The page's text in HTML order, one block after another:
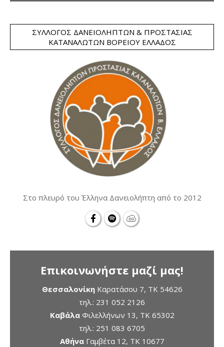
ΣΎΛΛΟΓΟΣ ΔΑΝΕΙΟΛΗΠΤΏΝ & ΠΡΟΣΤΑΣΊΑΣ
ΚΑΤΑΝΑΛΩΤΏΝ ΒΟΡΕΊΟΥ ΕΛΛΆΔΟΣ
Στο πλευρό του Έλληνα Δανειολήπτη από το 2012
Επικοινωνήστε μαζί μας!
ΘεσσαλονίκηΚαρατάσου 7, TK 54626
τηλ.: 231 052 2126
ΚαβάλαΦιλελλήνων 13, ΤΚ 65302
τηλ.: 251 083 6705
ΑθήναΓαμβέτα 12, ΤΚ 10677